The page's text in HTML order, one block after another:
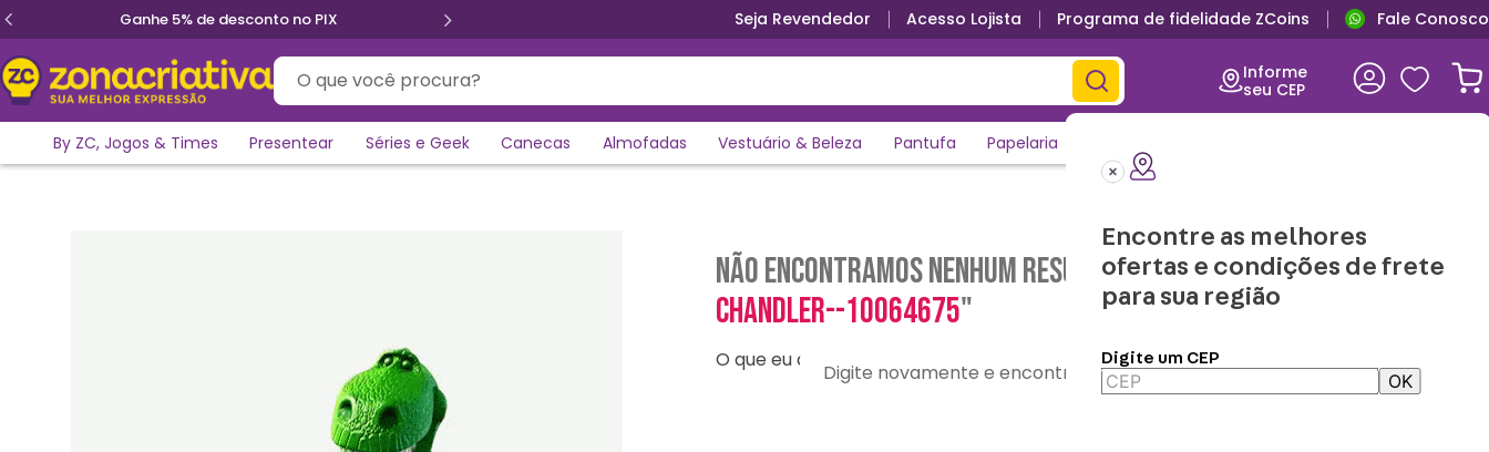
Ganhe 5% de desconto no PIX Seja Revendedor Acesso Lojista Programa de fidelidade ZCoins Fale Conosco
O que você procura?
Informe
seu CEP
Encontre as melhores
ofertas e condições de frete
para sua região
Digite um CEP
OK
By ZC, Jogos & Times Presentear Séries e Geek Canecas Almofadas Vestuário & Beleza Pantufa Papelaria
Não encontramos nenhum resultado para "almofada-formato-
chandler--10064675"
O que eu devo fazer?
Digite novamente e encontre o que precisa